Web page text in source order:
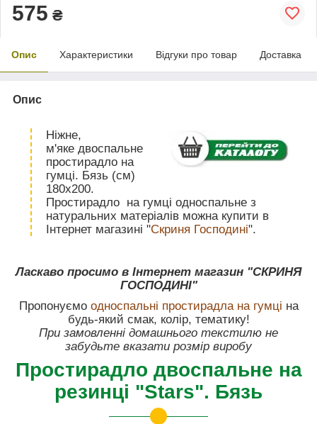
575 ₴
Опис Характеристики Відгуки про товар Доставка
Опис
Ніжне,
м'яке двоспальне
простирадло на
гумці. Бязь (см)
180х200.
Простирадло на гумці односпальне з
натуральних матеріалів можна купити в
Інтернет магазині "Скриня Господині".
Ласкаво просимо в Інтернет магазин "СКРИНЯ
ГОСПОДИНІ"
Пропонуємо односпальні простирадла на гумці на
будь-який смак, колір, тематику!
При замовленні домашнього текстилю не
забудьте вказати розмір виробу
Простирадло двоспальне на
резинці "Stars". Бязь